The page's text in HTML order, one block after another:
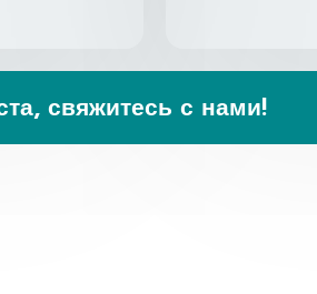
свяжитесь с нами!